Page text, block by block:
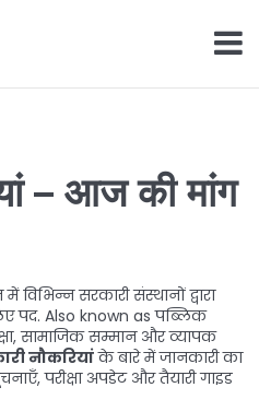
– आज की मांग
में विभिन्न सरकारी संस्थानों द्वारा
पद. Also known asपब्लिक
सामाजिक सम्मान और व्यापक
नौकरियांके बारे में जानकारी का
परीक्षा अपडेट और तैयारी गाइड